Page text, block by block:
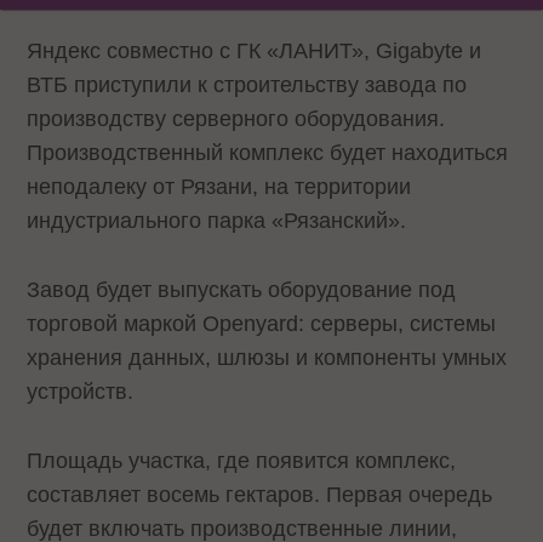
Яндекс совместно с ГК «ЛАНИТ», Gigabyte и
ВТБ приступили к строительству завода по
производству серверного оборудования.
Производственный комплекс будет находиться
неподалеку от Рязани, на территории
индустриального парка «Рязанский».
Завод будет выпускать оборудование под
торговой маркой Openyard: серверы, системы
хранения данных, шлюзы и компоненты умных
устройств.
Площадь участка, где появится комплекс,
составляет восемь гектаров. Первая очередь
будет включать производственные линии,